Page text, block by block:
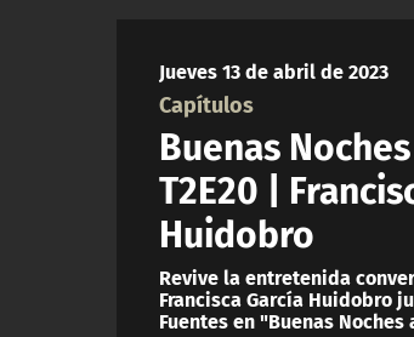
Jueves 13 de abril de 2023
Capítulos
Buenas
T2E20 |
Huidobro
Revive la entretenida
Francisca García Huidobro
Fuentes en "Buenas Noches